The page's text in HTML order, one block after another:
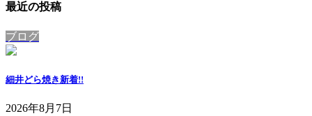
最近の投稿
ブログ
細井どら焼き新着!!
2026年8月7日